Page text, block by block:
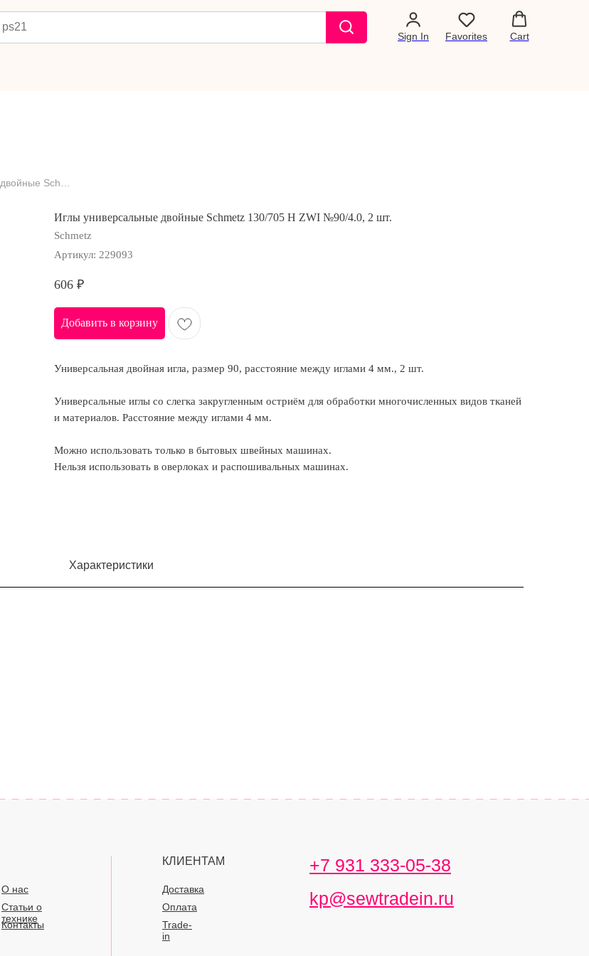
Sign In Favorites Cart
Иглы универсальные двойные Schmetz 130/705 H ZWI №90/4.0, 2 шт.
Schmetz
Артикул: 229093
606 ₽
Добавить в корзину
Универсальная двойная игла, размер 90, расстояние между иглами 4 мм., 2 шт.
Универсальные иглы со слегка закругленным остриём для обработки многочисленных видов тканей
и материалов. Расстояние между иглами 4 мм.
Можно использовать только в бытовых швейных машинах.
Нельзя использовать в оверлоках и распошивальных машинах.
Характеристики
КЛИЕНТАМ
О нас
Доставка
Статьи о
технике
Оплата
Контакты
Trade-
in
+7 931 333-05-38
kp@sewtradein.ru